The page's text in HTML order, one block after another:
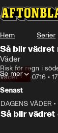
Hem Serier
Så blir vädret
Väder
Risk för regn i
Väder• 18.07.16 •
Se mer
Senast
DAGENS VÄDER •
Så blir vädret